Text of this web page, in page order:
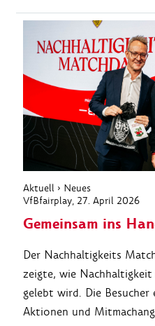
Aktuell › Neues
VfBfairplay, 27. April 2026
Gemeinsam ins
Der Nachhaltigkeits
zeigte, wie
gelebt wird. Die
Aktionen und